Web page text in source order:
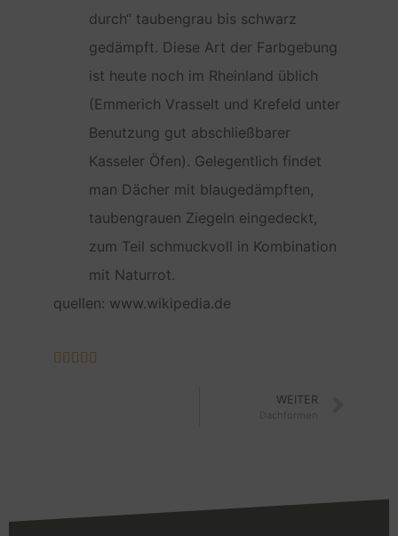
durch“ taubengrau bis schwarz
gedämpft. Diese Art der Farbgebung
ist heute noch im Rheinland üblich
(Emmerich Vrasselt und Krefeld unter
Benutzung gut abschließbarer
Kasseler Öfen). Gelegentlich findet
man Dächer mit blaugedämpften,
taubengrauen Ziegeln eingedeckt,
zum Teil schmuckvoll in Kombination
mit Naturrot.
quellen: www.wikipedia.de
    
WEITER